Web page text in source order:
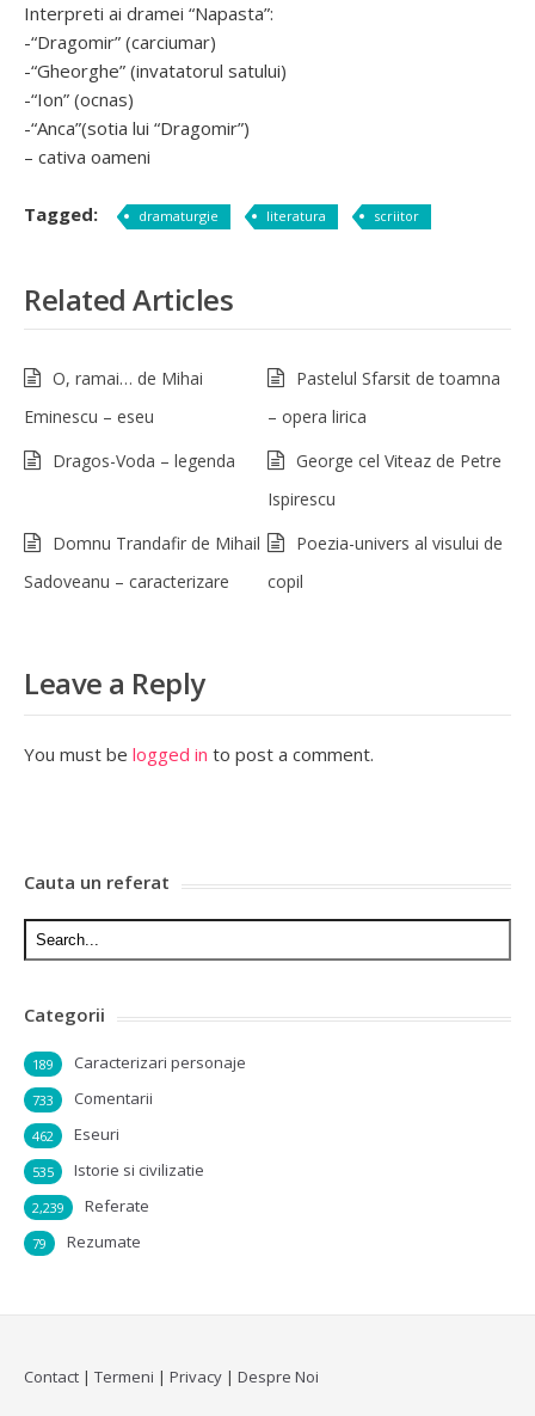
Interpreti ai dramei “Napasta”:
-“Dragomir” (carciumar)
-“Gheorghe” (invatatorul satului)
-“Ion” (ocnas)
-“Anca”(sotia lui “Dragomir”)
– cativa oameni
Tagged: dramaturgie literatura scriitor
Related Articles
O, ramai… de Mihai
Eminescu – eseu
Pastelul Sfarsit de toamna
– opera lirica
Dragos-Voda – legenda
George cel Viteaz de Petre
Ispirescu
Domnu Trandafir de Mihail
Sadoveanu – caracterizare
Poezia-univers al visului de
copil
Leave a Reply
You must be logged in to post a comment.
Cauta un referat
Categorii
Caracterizari personaje
189
Comentarii
733
Eseuri
462
Istorie si civilizatie
535
Referate
2,239
Rezumate
79
Contact | Termeni | Privacy | Despre Noi